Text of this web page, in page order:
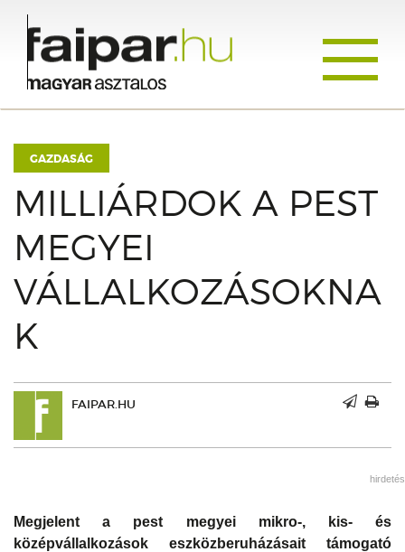
GAZDASÁG
MILLIÁRDOK A PEST
MEGYEI
VÁLLALKOZÁSOKNA
K
FAIPAR.HU
hirdetés
Megjelent a pest megyei mikro-, kis- és
középvállalkozások eszközberuházásait támogató